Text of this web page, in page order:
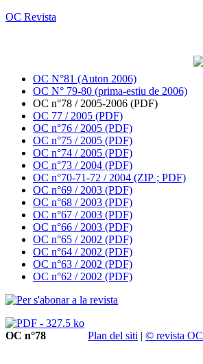
OC Revista
OC N°81 (Auton 2006)
OC N° 79-80 (prima-estiu de 2006)
OC n°78 / 2005-2006 (PDF)
OC 77 / 2005 (PDF)
OC n°76 / 2005 (PDF)
OC n°75 / 2005 (PDF)
OC n°74 / 2005 (PDF)
OC n°73 / 2004 (PDF)
OC n°70-71-72 / 2004 (ZIP ; PDF)
OC n°69 / 2003 (PDF)
OC n°68 / 2003 (PDF)
OC n°67 / 2003 (PDF)
OC n°66 / 2003 (PDF)
OC n°65 / 2002 (PDF)
OC n°64 / 2002 (PDF)
OC n°63 / 2002 (PDF)
OC n°62 / 2002 (PDF)
OC n°78 Plan del siti | © revista OC